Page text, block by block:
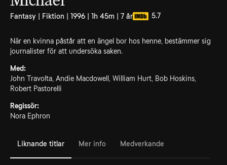
Fantasy | Fiktion | 1996 | 1h 45m | 7 år 5.7
När en kvinna påstår att en ängel bor hos henne, bestämmer sig
journalister för att undersöka saken.
Med:
John Travolta, Andie Macdowell, William Hurt, Bob Hoskins,
Robert Pastorelli
Regissör:
Nora Ephron
Liknande titlar Mer info Medverkande